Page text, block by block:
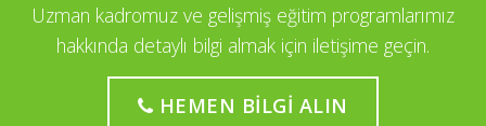
Uzman kadromuz ve gelişmiş eğitim programlarımız
hakkında detaylı bilgi almak için iletişime geçin.
HEMEN BILGI ALIN